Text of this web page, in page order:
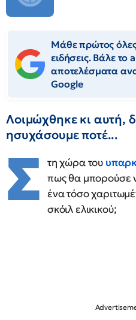
Μάθε πρώτος όλες
ειδήσεις. Βάλε
αποτελέσματα
Google
Λοιμώχθηκε κι αυτή,
ησυχάσουμε ποτέ...
Σ τη χώρα του
πως θα μπορούσε
ένα τόσο
σκόιλ ελικικού;